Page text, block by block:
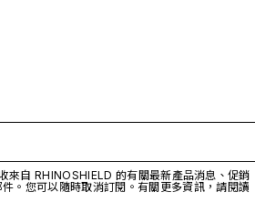
來自 RHINOSHIELD 的有關最新產品消息、促銷
。您可以隨時取消訂閱。有關更多資訊，請閱讀